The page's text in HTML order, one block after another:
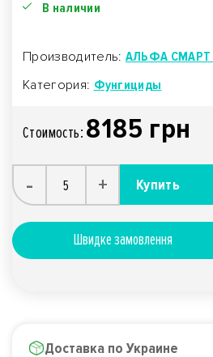
В наличии
Производитель: АЛЬФА СМАРТ
Категория: Фунгициды
Стоимость: 8185 грн
- + Купить
Швидке замовлення
Доставка по Украине